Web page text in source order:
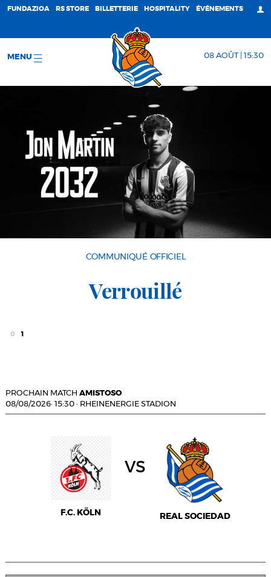
FUNDAZIOA RS STORE BILLETTERIE HOSPITALITY ÉVÉNEMENTS
MENU 08 AOÛT | 15:30
COMMUNIQUÉ OFFICIEL
Verrouillé
0 1
PROCHAIN MATCH AMISTOSO
08/08/2026· 15:30 · RHEINENERGIE STADION
F.C. KÖLN
vs
REAL SOCIEDAD